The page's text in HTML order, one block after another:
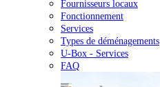
Fournisseurs locaux
Fonctionnement
Services
Types de déménagements
U-Box - Services
FAQ